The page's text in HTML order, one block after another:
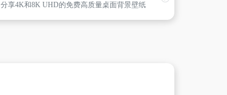
分享4K和8K UHD的免费高质量桌面背景壁纸